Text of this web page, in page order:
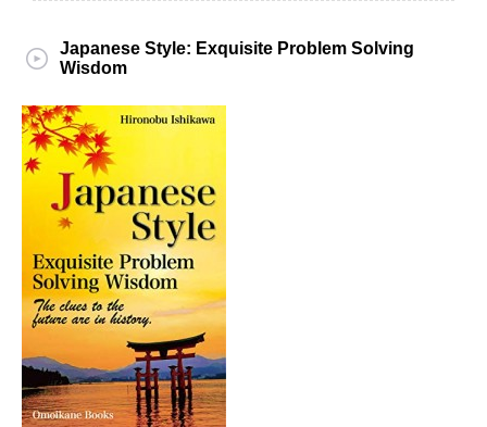
Japanese Style: Exquisite Problem Solving
Wisdom